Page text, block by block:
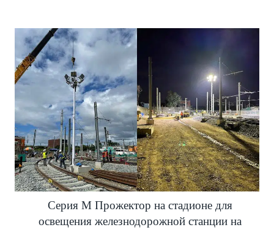
Серия M Прожектор на стадионе для
освещения железнодорожной станции на